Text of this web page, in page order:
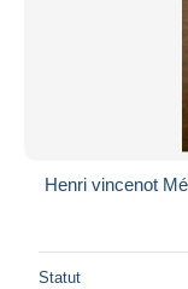
Henri vincenot
Statut